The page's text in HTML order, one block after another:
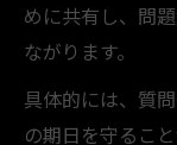
めに共有し、問
ながります。
具体的には、質
の期日を守るこ